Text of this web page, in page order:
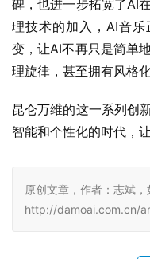
碑，也进一步拓宽了AI
理技术的加入，AI音乐
变，让AI不再只是简单
理旋律，甚至拥有风格
昆仑万维的这一系列创
智能和个性化的时代，
原创文章，作者：志斌
http://damoai.com.cn/